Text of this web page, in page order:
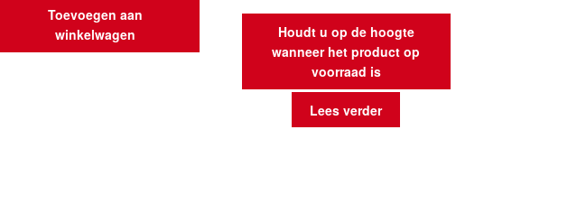
Toevoegen aan
winkelwagen
Houdt u op de hoogte
wanneer het product op
voorraad is
Lees verder